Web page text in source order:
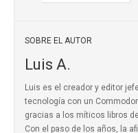
SOBRE EL AUTOR
Luis A.
Luis es el creador y editor
tecnología con un
gracias a los míticos libros
Con el paso de los años, la